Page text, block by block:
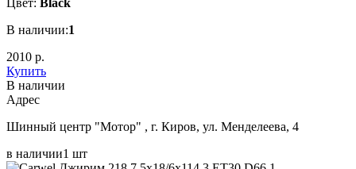
В наличии:1
2010 р.
Купить
В наличии
Aдрес
Шинный центр "Мотор" , г. Киров, ул. Менделеева, 4
в наличии1 шт